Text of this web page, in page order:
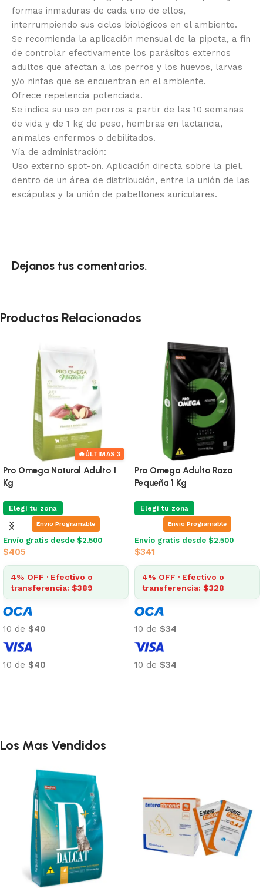
formas inmaduras de cada uno de ellos,
interrumpiendo sus ciclos biológicos en el ambiente.
Se recomienda la aplicación mensual de la pipeta, a fin
de controlar efectivamente los parásitos externos
adultos que afectan a los perros y los huevos, larvas
y/o ninfas que se encuentran en el ambiente.
Ofrece repelencia potenciada.
Se indica su uso en perros a partir de las 10 semanas
de vida y de 1 kg de peso, hembras en lactancia,
animales enfermos o debilitados.
Vía de administración:
Uso externo spot-on. Aplicación directa sobre la piel,
dentro de un área de distribución, entre la unión de las
escápulas y la unión de pabellones auriculares.
Dejanos tus comentarios.
Productos Relacionados
Pro Omega Adulto Raza
Pequeña 1 Kg
Elegí tu zona
Envio Programable
Envío gratis desde $2.500
$341
4% OFF · Efectivo o
transferencia: $328
10 de $34
10 de $34
🔥ÚLTIMAS 4
Pro Omega Cachorro Pequeño
3 Kg
Elegí tu zona
Envio Programable
Envío gratis desde $2.500
Top 2 en Alimento Perros
$ 873
4% OFF · Efectivo o
transferencia: $838
10 de$87
Los Mas Vendidos